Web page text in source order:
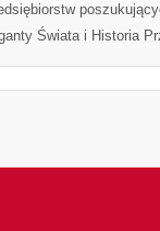
Świata i Historia